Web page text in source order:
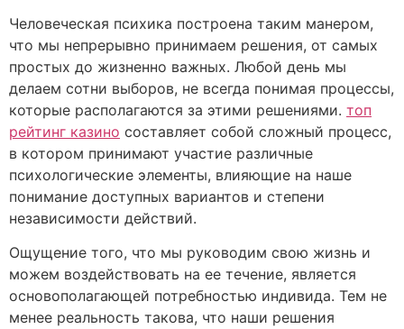
Человеческая психика построена таким манером,
что мы непрерывно принимаем решения, от самых
простых до жизненно важных. Любой день мы
делаем сотни выборов, не всегда понимая процессы,
которые располагаются за этими решениями. топ
рейтинг казино составляет собой сложный процесс,
в котором принимают участие различные
психологические элементы, влияющие на наше
понимание доступных вариантов и степени
независимости действий.
Ощущение того, что мы руководим свою жизнь и
можем воздействовать на ее течение, является
основополагающей потребностью индивида. Тем не
менее реальность такова, что наши решения